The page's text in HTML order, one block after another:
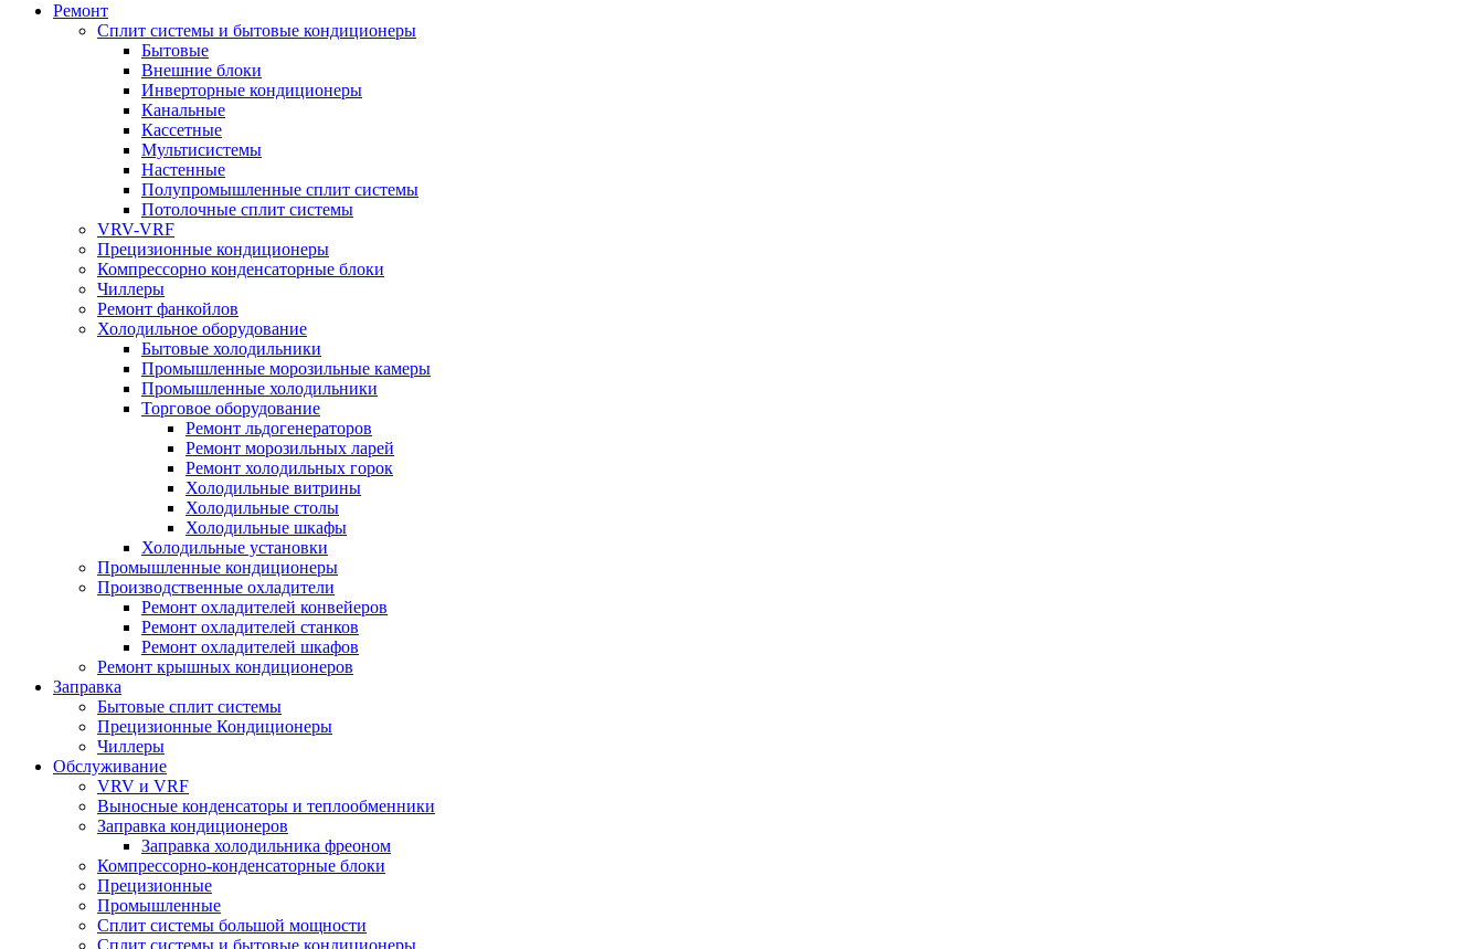
Ремонт
Сплит системы и бытовые кондиционеры
Бытовые
Внешние блоки
Инверторные кондиционеры
Канальные
Кассетные
Мультисистемы
Настенные
Полупромышленные сплит системы
Потолочные сплит системы
VRV-VRF
Прецизионные кондиционеры
Компрессорно конденсаторные блоки
Чиллеры
Ремонт фанкойлов
Холодильное оборудование
Бытовые холодильники
Промышленные морозильные камеры
Промышленные холодильники
Торговое оборудование
Ремонт льдогенераторов
Ремонт морозильных ларей
Ремонт холодильных горок
Холодильные витрины
Холодильные столы
Холодильные шкафы
Холодильные установки
Промышленные кондиционеры
Производственные охладители
Ремонт охладителей конвейеров
Ремонт охладителей станков
Ремонт охладителей шкафов
Ремонт крышных кондиционеров
Заправка
Бытовые сплит системы
Прецизионные Кондиционеры
Чиллеры
Обслуживание
VRV и VRF
Выносные конденсаторы и теплообменники
Заправка кондиционеров
Заправка холодильника фреоном
Компрессорно-конденсаторные блоки
Прецизионные
Промышленные
Сплит системы большой мощности
Сплит системы и бытовые кондиционеры